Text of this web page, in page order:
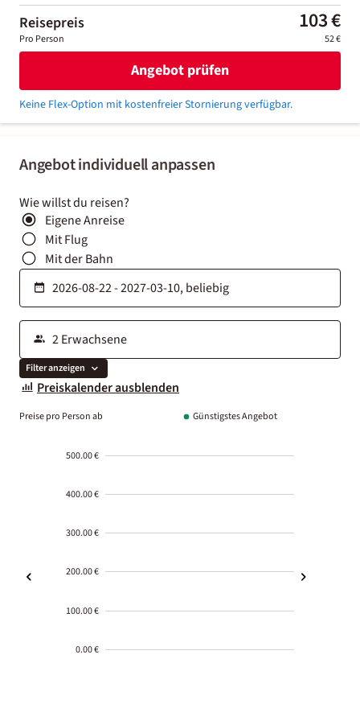
Angebot individuell anpassen
Wie willst du reisen?
Eigene Anreise
Mit Flug
Mit der Bahn
Filter anzeigen
Preiskalender ausblenden
Preise pro Person ab Günstigstes Angebot
500.00 €
400.00 €
300.00 €
200.00 €
100.00 €
0.00 €
Reisepreis 103 €
Pro Person 52 €
Angebot prüfen
Keine Flex-Option mit kostenfreier Stornierung verfügbar.